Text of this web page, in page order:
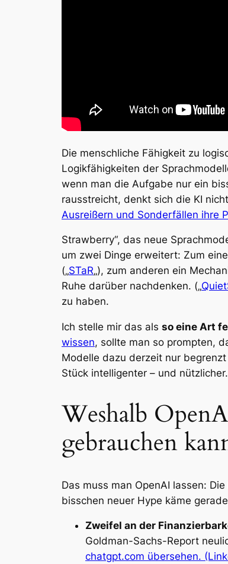
Die menschliche Fähigkeit zu
Logikfähigkeiten der
wenn man die Aufgabe nur ein
rausstreicht, denkt sich die KI
Ausreißern und Sonderfällen ihre
Strawberry“, das neue
um zwei Dinge erweitert: Zum
(„STaR„), zum anderen ein
Ruhe darüber nachdenken. („
zu haben.
Ich stelle mir das als so eine Art
wissen, sollte man so prompten,
Modelle dazu derzeit nur
Stück intelligenter – und nützlicher.
Weshalb
gebrauchen
Das muss man OpenAI lassen:
bisschen neuer Hype käme
Zweifel an der
Goldman-Sachs-Report
chatgpt.com übersehen.